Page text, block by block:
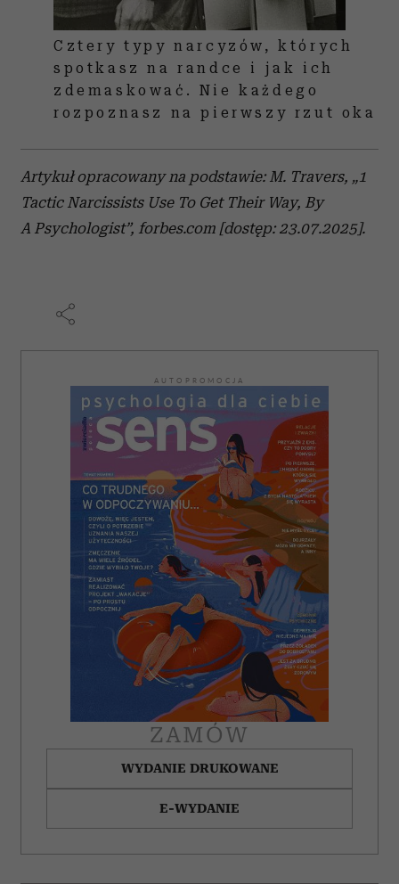
Cztery typy narcyzów, których
spotkasz na randce i jak ich
zdemaskować. Nie każdego
rozpoznasz na pierwszy rzut oka
Artykuł opracowany na podstawie: M. Travers, „1
Tactic Narcissists Use To Get Their Way, By
A Psychologist”, forbes.com [dostęp: 23.07.2025].
AUTOPROMOCJA
ZAMÓW
WYDANIE DRUKOWANE
E-WYDANIE